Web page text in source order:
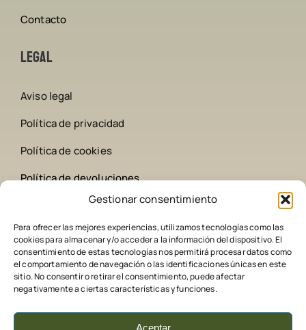
Gestionar consentimiento
Para ofrecer las mejores experiencias, utilizamos tecnologías como las
cookies para almacenar y/o acceder a la información del dispositivo. El
consentimiento de estas tecnologías nos permitirá procesar datos como
el comportamiento de navegación o las identificaciones únicas en este
sitio. No consentir o retirar el consentimiento, puede afectar
negativamente a ciertas características y funciones.
Aceptar
Contacto
Legal
Aviso legal
Política de privacidad
Política de cookies
Política de devoluciones
642 258 209
comederoscaza@gmail.com